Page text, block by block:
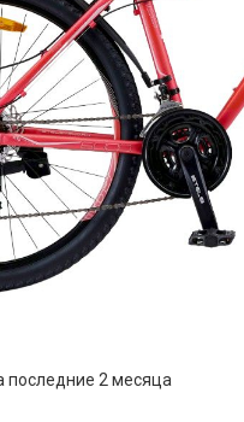
последние 2 месяца